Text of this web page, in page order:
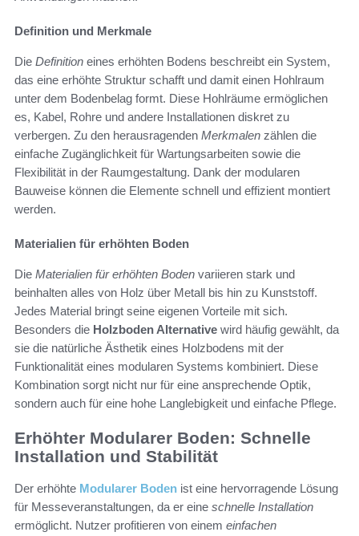
Definition und Merkmale
Die Definition eines erhöhten Bodens beschreibt ein System,
das eine erhöhte Struktur schafft und damit einen Hohlraum
unter dem Bodenbelag formt. Diese Hohlräume ermöglichen
es, Kabel, Rohre und andere Installationen diskret zu
verbergen. Zu den herausragenden Merkmalen zählen die
einfache Zugänglichkeit für Wartungsarbeiten sowie die
Flexibilität in der Raumgestaltung. Dank der modularen
Bauweise können die Elemente schnell und effizient montiert
werden.
Materialien für erhöhten Boden
Die Materialien für erhöhten Boden variieren stark und
beinhalten alles von Holz über Metall bis hin zu Kunststoff.
Jedes Material bringt seine eigenen Vorteile mit sich.
Besonders die Holzboden Alternative wird häufig gewählt, da
sie die natürliche Ästhetik eines Holzbodens mit der
Funktionalität eines modularen Systems kombiniert. Diese
Kombination sorgt nicht nur für eine ansprechende Optik,
sondern auch für eine hohe Langlebigkeit und einfache Pflege.
Erhöhter Modularer Boden: Schnelle
Installation und Stabilität
Der erhöhte Modularer Boden ist eine hervorragende Lösung
für Messeveranstaltungen, da er eine schnelle Installation
ermöglicht. Nutzer profitieren von einem einfachen